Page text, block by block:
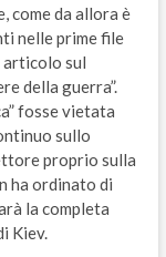
come da allora è
nelle prime file
articolo sul
della guerra”.
fosse vietata
sullo
proprio sulla
ha ordinato di
la completa
Kiev.